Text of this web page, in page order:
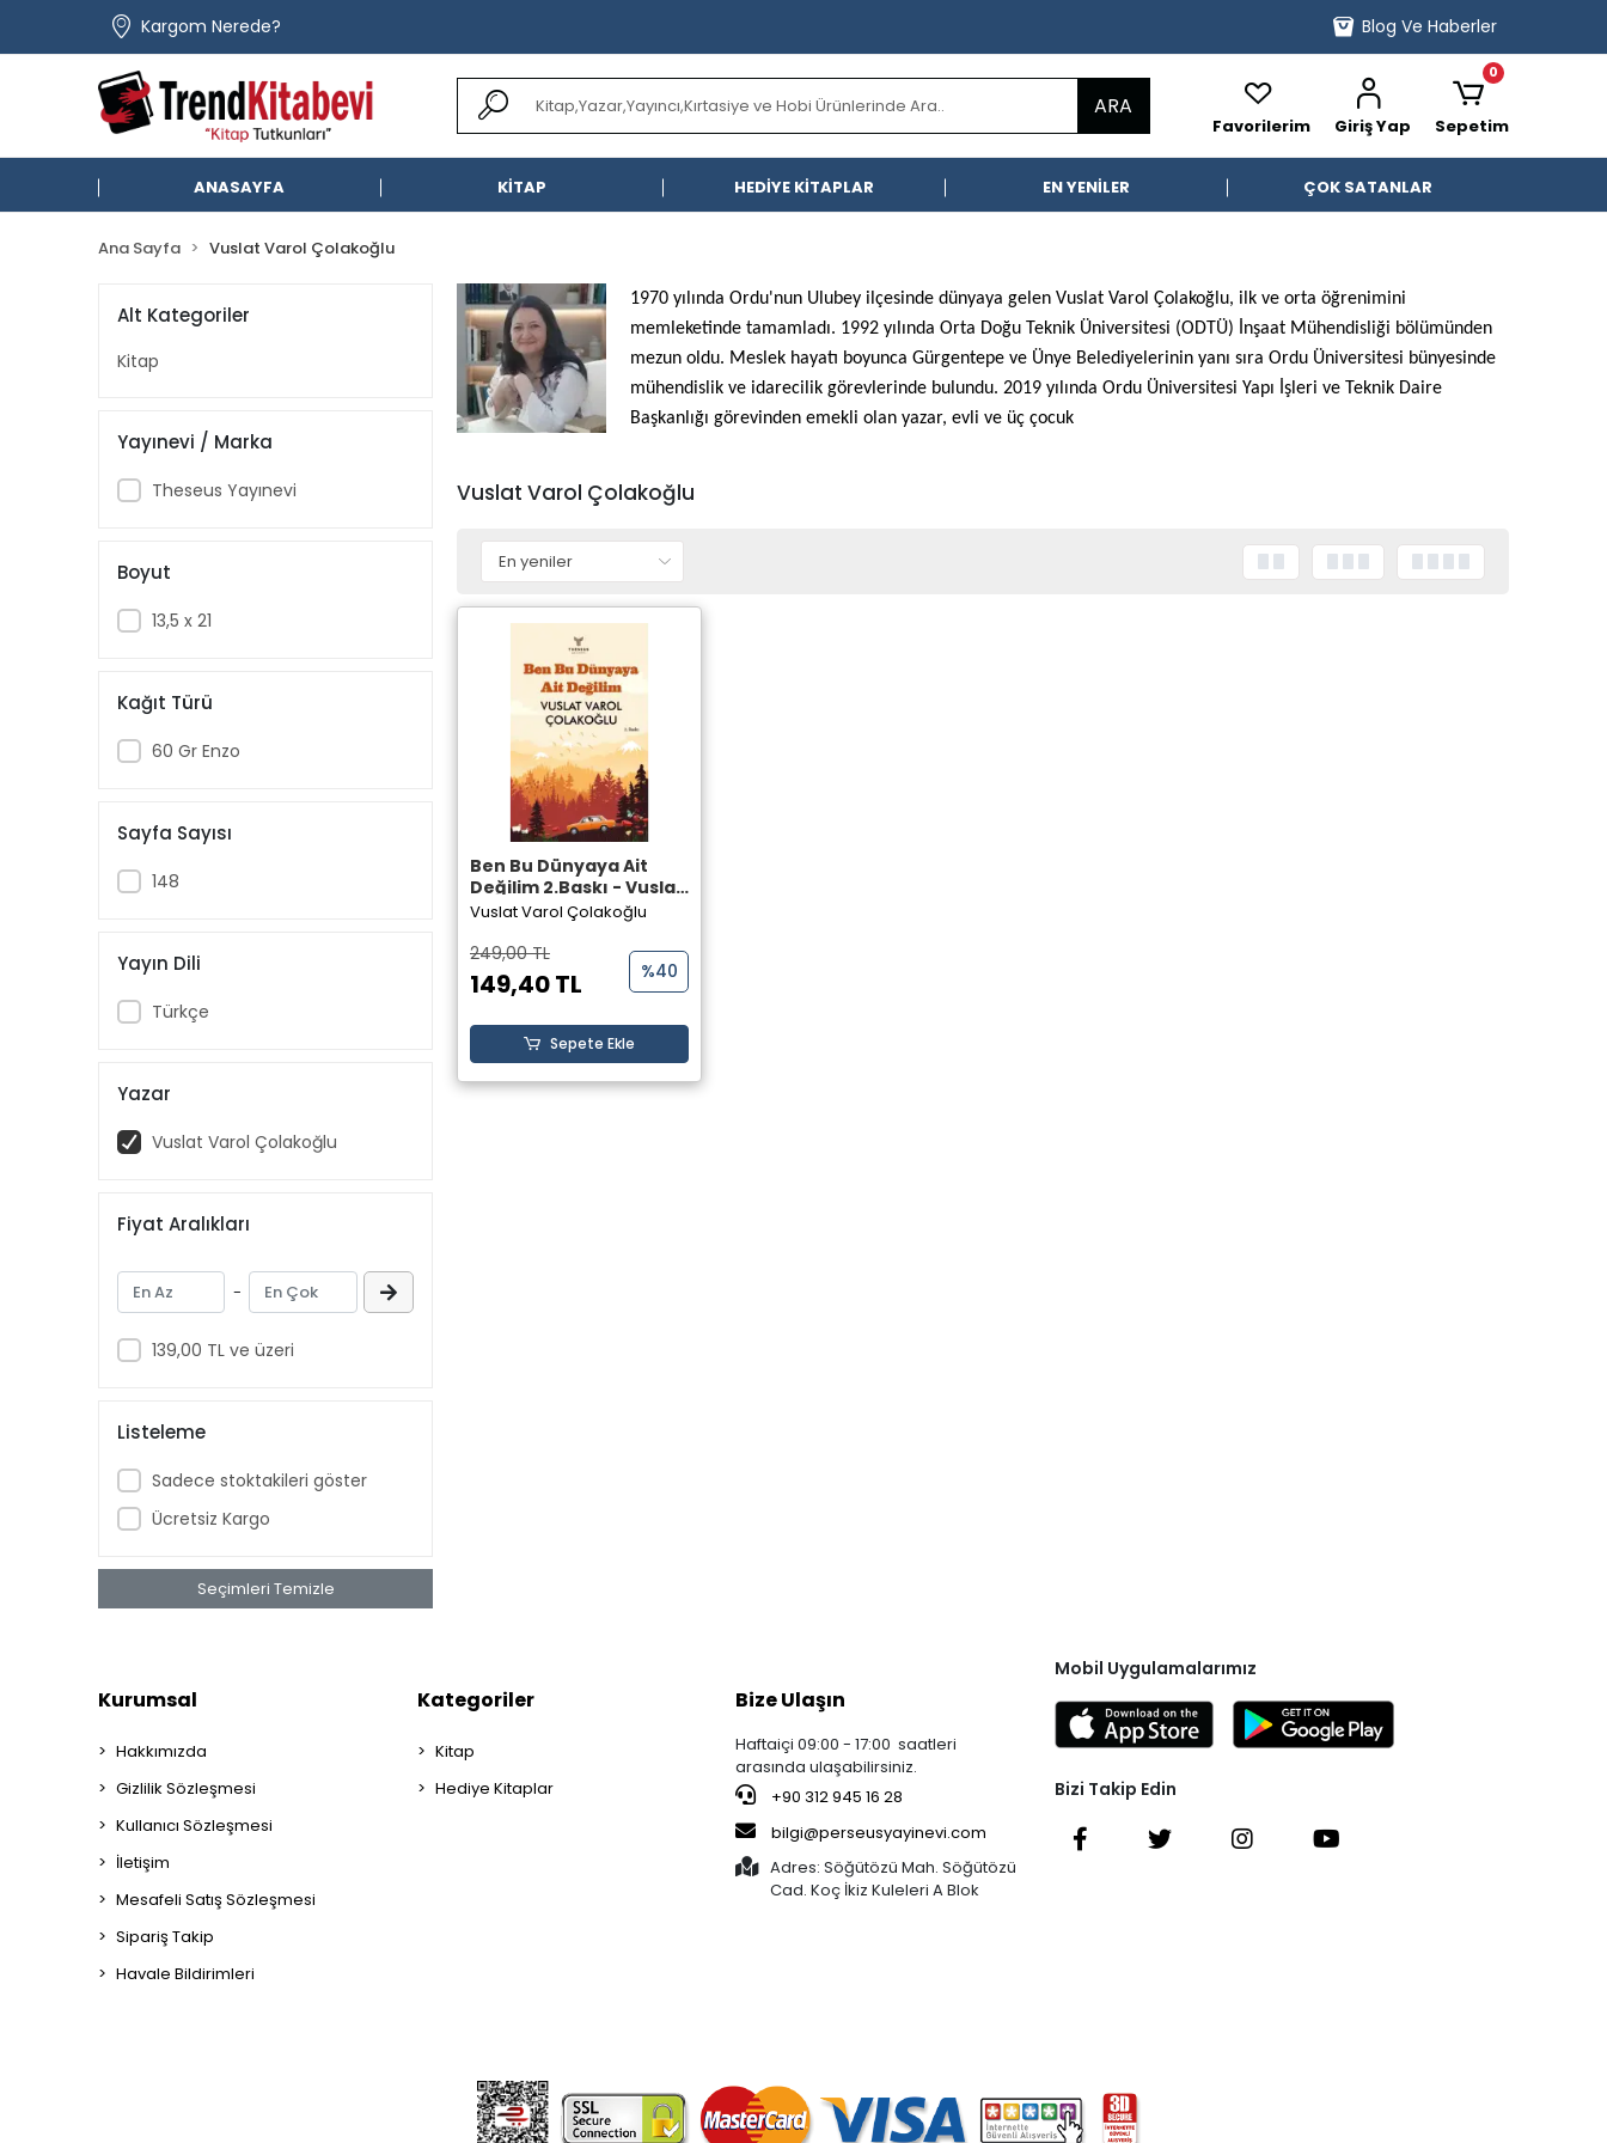
Kargom Nerede? Blog Ve Haberler
ARA
Favorilerim Giriş Yap Sepetim
0
ANASAYFA KİTAP HEDİYE KİTAPLAR EN YENİLER ÇOK SATANLAR
Ana Sayfa Vuslat Varol Çolakoğlu
Alt Kategoriler
Kitap
Yayınevi / Marka
Theseus Yayınevi
Boyut
13,5 x 21
Kağıt Türü
60 Gr Enzo
Sayfa Sayısı
148
Yayın Dili
Türkçe
Yazar
Vuslat Varol Çolakoğlu
Fiyat Aralıkları
-
139,00 TL ve üzeri
Listeleme
Sadece stoktakileri göster
Ücretsiz Kargo
Seçimleri Temizle
1970 yılında Ordu'nun Ulubey ilçesinde dünyaya gelen Vuslat Varol Çolakoğlu, ilk ve orta öğrenimini
memleketinde tamamladı. 1992 yılında Orta Doğu Teknik Üniversitesi (ODTÜ) İnşaat Mühendisliği bölümünden
mezun oldu. Meslek hayatı boyunca Gürgentepe ve Ünye Belediyelerinin yanı sıra Ordu Üniversitesi bünyesinde
mühendislik ve idarecilik görevlerinde bulundu. 2019 yılında Ordu Üniversitesi Yapı İşleri ve Teknik Daire
Başkanlığı görevinden emekli olan yazar, evli ve üç çocuk
Vuslat Varol Çolakoğlu
Ben Bu Dünyaya Ait
Değilim 2.Baskı - Vuslat
Varol Çolakoğlu -
Vuslat Varol Çolakoğlu
249,00 TL
149,40 TL %40
Sepete Ekle
Kurumsal
Hakkımızda
Gizlilik Sözleşmesi
Kullanıcı Sözleşmesi
İletişim
Mesafeli Satış Sözleşmesi
Sipariş Takip
Havale Bildirimleri
Kategoriler
Kitap
Hediye Kitaplar
Bize Ulaşın
Haftaiçi 09:00 - 17:00 saatleri
arasında ulaşabilirsiniz.
+90 312 945 16 28
bilgi@perseusyayinevi.com
Adres: Söğütözü Mah. Söğütözü
Cad. Koç İkiz Kuleleri A Blok
Mobil Uygulamalarımız
Bizi Takip Edin